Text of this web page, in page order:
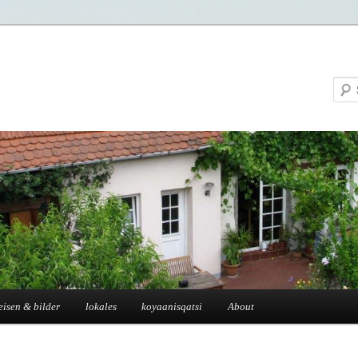
& bilder lokales koyaanisqatsi About